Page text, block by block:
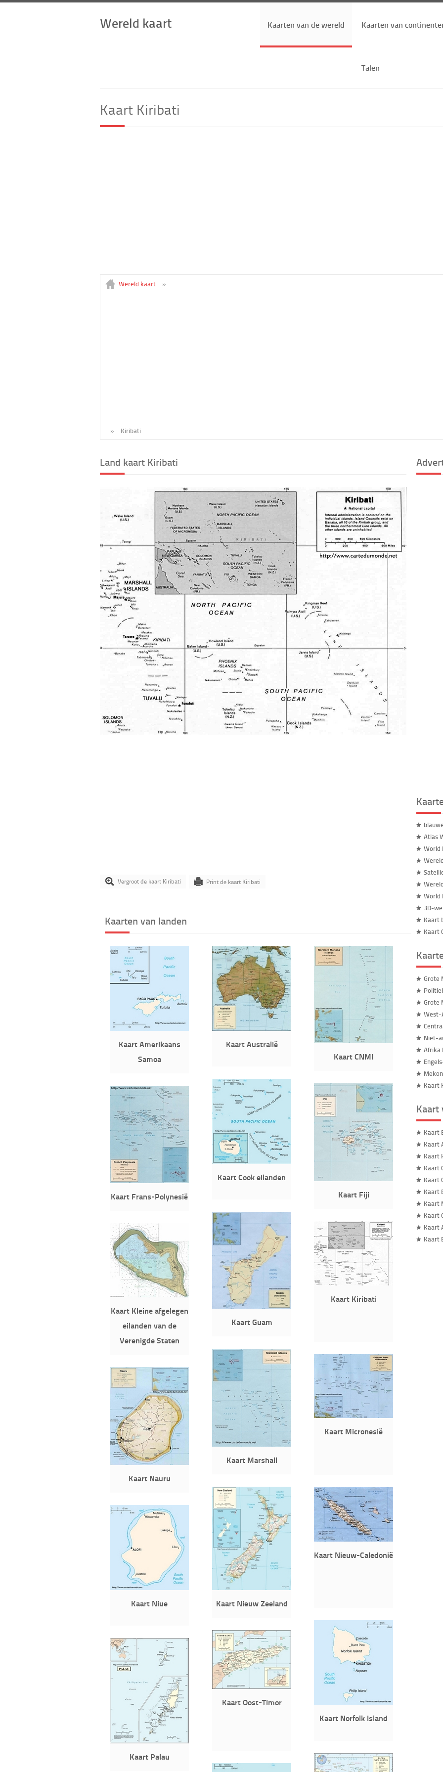
Wereld kaart Kaarten van de wereld Kaarten van
Talen
Kaart Kiribati
Wereld kaart »
» Kiribati
Land kaart Kiribati
Vergroot de kaart Kiribati Print de kaart Kiribati
Kaarten van landen
Kaart Amerikaans
Samoa
Kaart Australië
Kaart CNMI
Kaart Cook eilanden
Kaart Fiji
Kaart Frans-Polynesië
Kaart Guam
Kaart Kiribati
Kaart Kleine afgelegen
eilanden van de
Verenigde Staten
Kaart Marshall
Kaart Micronesië
Kaart Nauru
Kaart Nieuw Zeeland
Kaart Nieuw-Caledonië
Kaart Niue
Kaart Norfolk Island
Kaart Oost-Timor
Kaart Palau
Atlas
World
World
3D-
Kaart
Kaart
Grote
Grote
West-
Niet-
Afrika
Kaart
Kaart
Kaart
Kaart
Kaart
Kaart
Kaart
Kaart
Kaart
Kaart
Kaart
Kaart